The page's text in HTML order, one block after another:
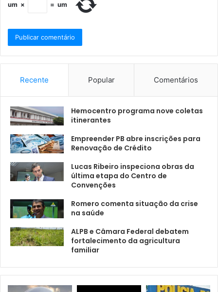
um × = um
Recente Popular Comentários
Hemocentro programa nove coletas
itinerantes
Empreender PB abre inscrições para
Renovação de Crédito
Lucas Ribeiro inspeciona obras da
última etapa do Centro de
Convenções
Romero comenta situação da crise
na saúde
ALPB e Câmara Federal debatem
fortalecimento da agricultura
familiar